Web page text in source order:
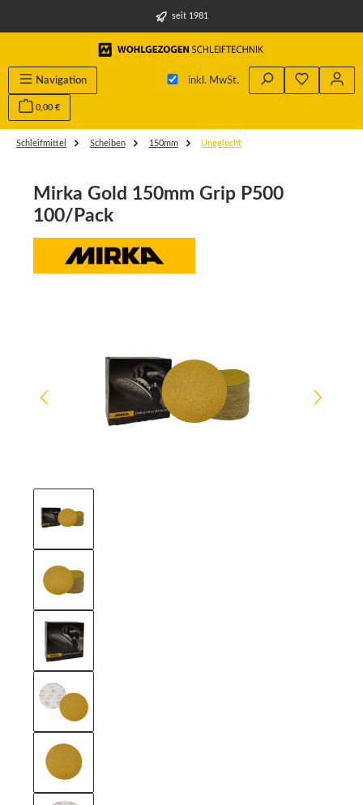
seit 1981
Navigation inkl. MwSt.
0,00 €
Schleifmittel Scheiben 150mm Ungelocht
Mirka Gold 150mm Grip P500
100/Pack